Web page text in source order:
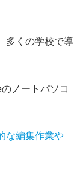
多くの学校で導
ノートパソコ
な編集作業や